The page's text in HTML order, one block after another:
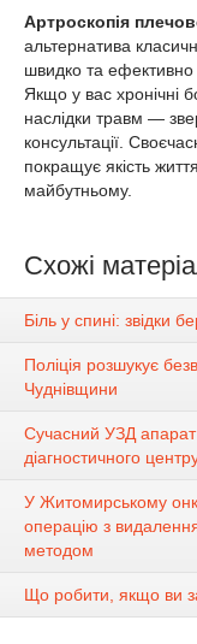
Артроскопія
альтернатива
швидко та ефективно
Якщо у вас хронічні
наслідки травм —
консультації.
покращує якість
майбутньому.
Схожі
Біль у спині: звідки
Поліція розшукує
Чуднівщини
Сучасний УЗД
діагностичного
У Житомирському
операцію з
методом
Що робити, якщо ви